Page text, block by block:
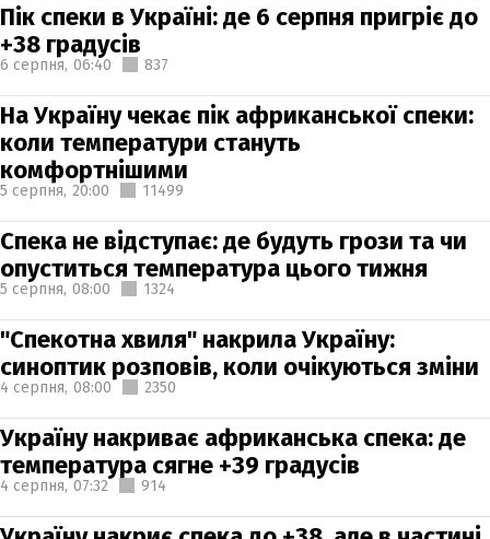
Пік спеки в Україні: де 6 серпня пригріє до
+38 градусів
6 серпня, 06:40 837
На Україну чекає пік африканської спеки:
коли температури стануть
комфортнішими
5 серпня, 20:00 11499
Спека не відступає: де будуть грози та чи
опуститься температура цього тижня
5 серпня, 08:00 1324
"Спекотна хвиля" накрила Україну:
синоптик розповів, коли очікуються зміни
4 серпня, 08:00 2350
Україну накриває африканська спека: де
температура сягне +39 градусів
4 серпня, 07:32 914